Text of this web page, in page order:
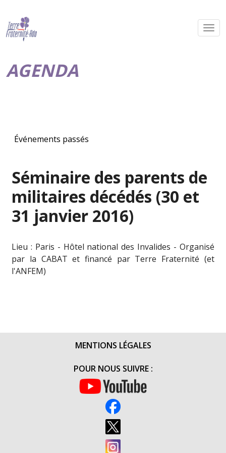
AGENDA
Événements passés
Séminaire des parents de
militaires décédés (30 et
31 janvier 2016)
Lieu : Paris - Hôtel national des Invalides - Organisé
par la CABAT et financé par Terre Fraternité (et
l'ANFEM)
MENTIONS LÉGALES
POUR NOUS SUIVRE :